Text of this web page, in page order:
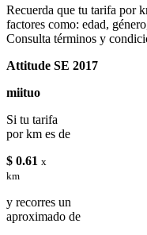
Recuerda que tu tarifa por
factores como: edad,
Consulta términos y
Attitude SE 2017
miituo
Si tu tarifa
por km es de
$ 0.61 x
km
y recorres un
aproximado de